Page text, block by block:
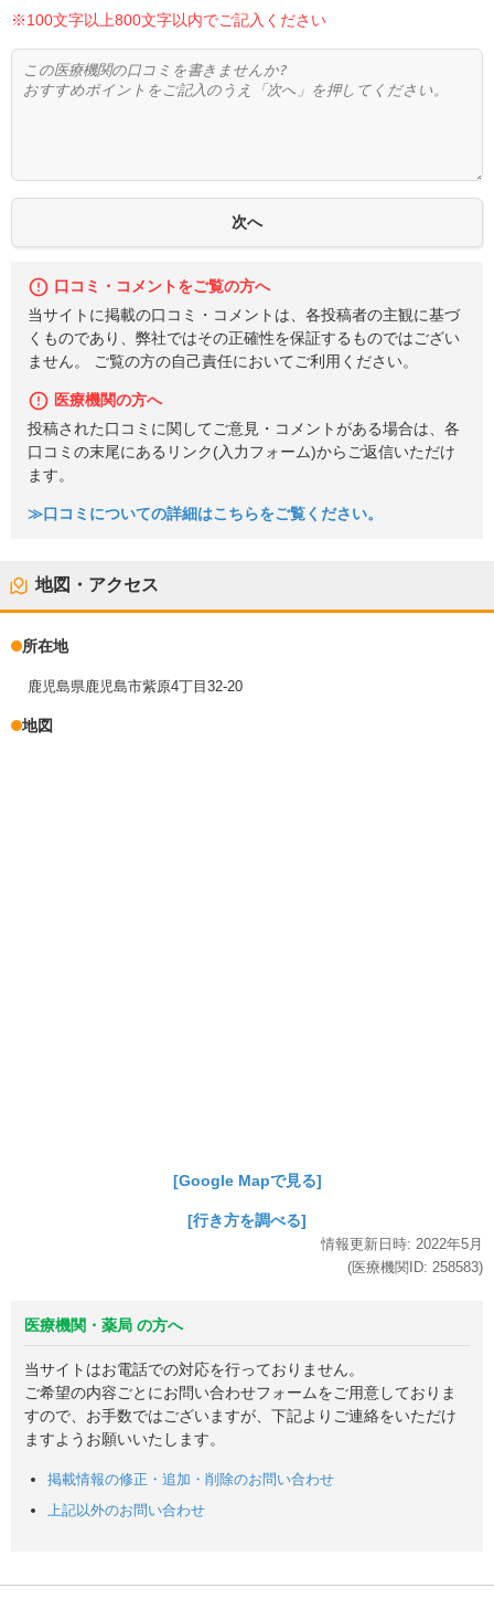
※100文字以上800文字以内でご記入ください
口コミ・コメントをご覧の方へ
当サイトに掲載の口コミ・コメントは、各投稿者の主観に基づ
くものであり、弊社ではその正確性を保証するものではござい
ません。 ご覧の方の自己責任においてご利用ください。
医療機関の方へ
投稿された口コミに関してご意見・コメントがある場合は、各
口コミの末尾にあるリンク(入力フォーム)からご返信いただけ
ます。
≫口コミについての詳細はこちらをご覧ください。
地図・アクセス
所在地
鹿児島県鹿児島市紫原4丁目32-20
地図
[Google Mapで見る]
[行き方を調べる]
情報更新日時: 2022年5月
(医療機関ID: 258583)
医療機関・薬局 の方へ
当サイトはお電話での対応を行っておりません。
ご希望の内容ごとにお問い合わせフォームをご用意しておりま
すので、お手数ではございますが、下記よりご連絡をいただけ
ますようお願いいたします。
掲載情報の修正・追加・削除のお問い合わせ
上記以外のお問い合わせ